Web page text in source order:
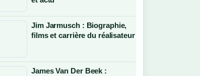
Jim Jarmusch : Biographie,
films et carrière du réalisateur
James Van Der Beek :